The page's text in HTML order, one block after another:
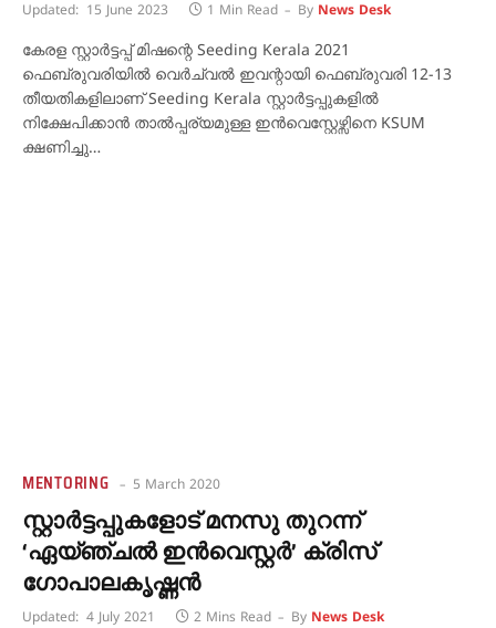
Updated: 15 June 2023 1 Min Read By News Desk
കേരള സ്റ്റാർട്ടപ്പ് മിഷന്റെ Seeding Kerala 2021
ഫെബ്രുവരിയിൽ വെർച്വൽ ഇവന്റായി ഫെബ്രുവരി 12-13
തീയതികളിലാണ് Seeding Kerala സ്റ്റാർട്ടപ്പുകളിൽ
നിക്ഷേപിക്കാൻ താൽപ്പര്യമുള്ള ഇൻവെസ്റ്റേഴ്സിനെ KSUM
ക്ഷണിച്ചു…
MENTORING 5 March 2020
സ്റ്റാര്‍ട്ടപ്പുകളോട് മനസു തുറന്ന്
‘ഏയ്ഞ്ചല്‍ ഇന്‍വെസ്റ്റര്‍’ ക്രിസ്
ഗോപാലകൃഷ്ണന്‍
Updated: 4 July 2021 2 Mins Read By News Desk